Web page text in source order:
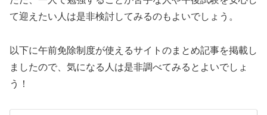
て迎えたい人は是非検討してみるのもよいでしょう。
以下に午前免除制度が使えるサイトのまとめ記事を掲載し
ましたので、気になる人は是非調べてみるとよいでしょ
う！